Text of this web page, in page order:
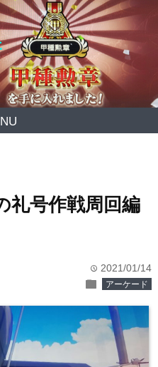
礼号作戦周回編
time 2021/01/14
folder アーケード